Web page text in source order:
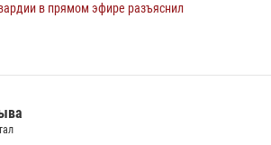
в прямом эфире разъяснил
приняли участие в процедуре регистрации
праздника животноводов